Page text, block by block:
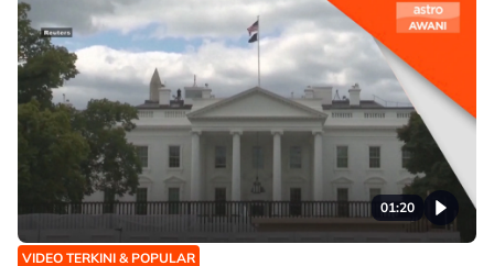
01:20
VIDEO TERKINI & POPULAR